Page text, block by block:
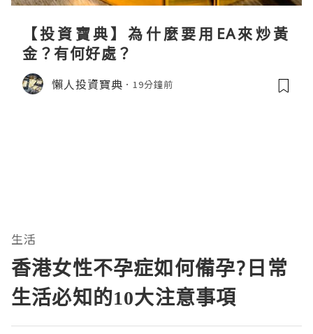
【投資寶典】為什麼要用EA來炒黃
金？有何好處？
懶人投資寶典 19分鐘前
生活
香港女性不孕症如何備孕?日常
生活必知的10大注意事項